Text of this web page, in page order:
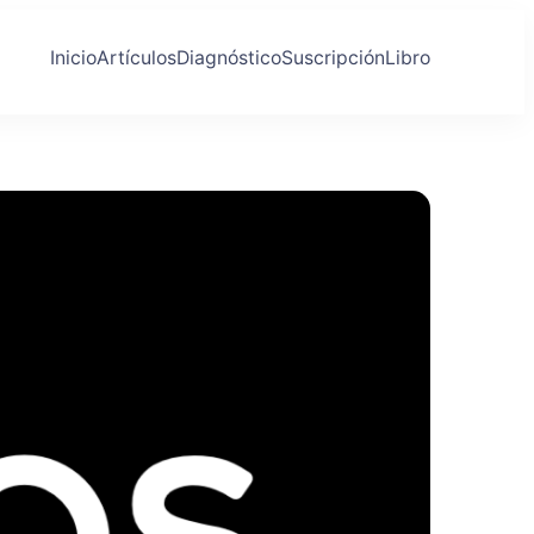
InicioArtículosDiagnósticoSuscripciónLibro